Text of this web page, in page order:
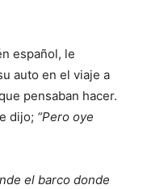
español, le
auto en el viaje a
pensaban hacer.
dijo; “Pero oye
el barco donde